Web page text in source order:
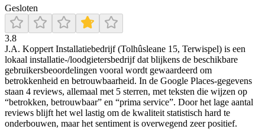
Gesloten
3.8
J.A. Koppert Installatiebedrijf (Tolhûsleane 15, Terwispel) is een
lokaal installatie-/loodgietersbedrijf dat blijkens de beschikbare
gebruikersbeoordelingen vooral wordt gewaardeerd om
betrokkenheid en betrouwbaarheid. In de Google Places-gegevens
staan 4 reviews, allemaal met 5 sterren, met teksten die wijzen op
“betrokken, betrouwbaar” en “prima service”. Door het lage aantal
reviews blijft het wel lastig om de kwaliteit statistisch hard te
onderbouwen, maar het sentiment is overwegend zeer positief.